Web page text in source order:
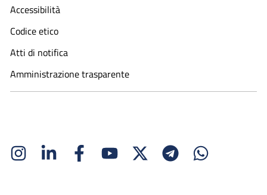
Accessibilità
Codice etico
Atti di notifica
Amministrazione trasparente